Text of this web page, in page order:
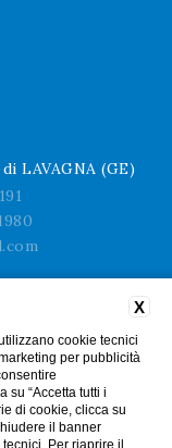
LAVAGNA (GE)
CON NOI
NOI
X
cookie tecnici
per pubblicità
su “Accetta tutti i
di cookie, clicca su
il banner
Per riaprire il